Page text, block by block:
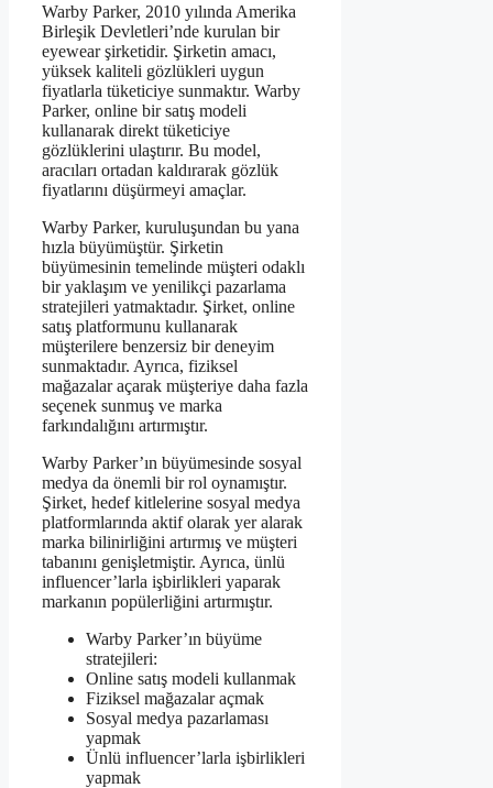
Warby Parker, 2010 yılında Amerika
Birleşik Devletleri’nde kurulan bir
eyewear şirketidir. Şirketin amacı,
yüksek kaliteli gözlükleri uygun
fiyatlarla tüketiciye sunmaktır. Warby
Parker, online bir satış modeli
kullanarak direkt tüketiciye
gözlüklerini ulaştırır. Bu model,
aracıları ortadan kaldırarak gözlük
fiyatlarını düşürmeyi amaçlar.
Warby Parker, kuruluşundan bu yana
hızla büyümüştür. Şirketin
büyümesinin temelinde müşteri odaklı
bir yaklaşım ve yenilikçi pazarlama
stratejileri yatmaktadır. Şirket, online
satış platformunu kullanarak
müşterilere benzersiz bir deneyim
sunmaktadır. Ayrıca, fiziksel
mağazalar açarak müşteriye daha fazla
seçenek sunmuş ve marka
farkındalığını artırmıştır.
Warby Parker’ın büyümesinde sosyal
medya da önemli bir rol oynamıştır.
Şirket, hedef kitlelerine sosyal medya
platformlarında aktif olarak yer alarak
marka bilinirliğini artırmış ve müşteri
tabanını genişletmiştir. Ayrıca, ünlü
influencer’larla işbirlikleri yaparak
markanın popülerliğini artırmıştır.
Warby Parker’ın büyüme
stratejileri:
Online satış modeli kullanmak
Fiziksel mağazalar açmak
Sosyal medya pazarlaması
yapmak
Ünlü influencer’larla işbirlikleri
yapmak